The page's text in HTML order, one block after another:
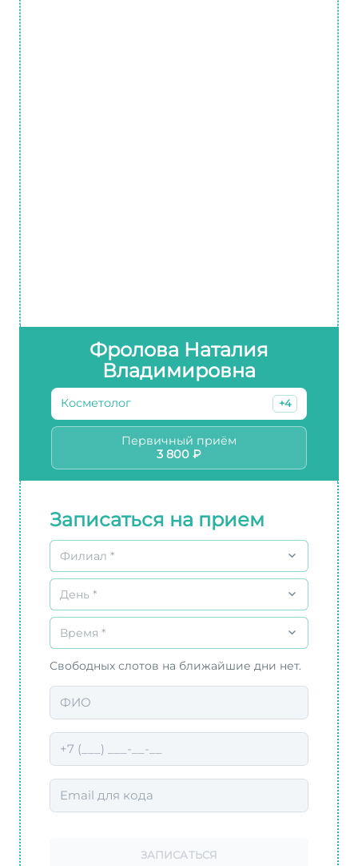
Фролова Наталия
Владимировна
Косметолог +4
Первичный приём
3 800 ₽
Записаться на прием
Филиал *
День *
Время *
Свободных слотов на ближайшие дни нет.
ЗАПИСАТЬСЯ